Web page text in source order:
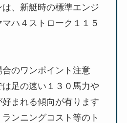
、新艇時の標準エンジ
ハ４ストローク１１５
のワンポイント注意
足の速い１３０馬力や
好まれる傾向が有ります
ンニングコスト等のト